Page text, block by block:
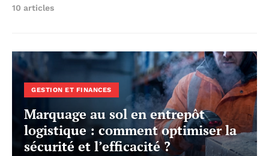
10 articles
GESTION ET FINANCES
Marquage au sol en entrepôt
logistique : comment optimiser la
sécurité et l’efficacité ?